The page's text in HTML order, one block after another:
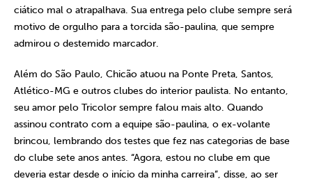
ciático mal o atrapalhava. Sua entrega pelo clube sempre será
motivo de orgulho para a torcida são-paulina, que sempre
admirou o destemido marcador.
Além do São Paulo, Chicão atuou na Ponte Preta, Santos,
Atlético-MG e outros clubes do interior paulista. No entanto,
seu amor pelo Tricolor sempre falou mais alto. Quando
assinou contrato com a equipe são-paulina, o ex-volante
brincou, lembrando dos testes que fez nas categorias de base
do clube sete anos antes. “Agora, estou no clube em que
deveria estar desde o início da minha carreira”, disse, ao ser